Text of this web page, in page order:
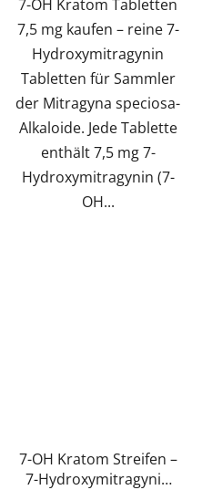
7-OH Kratom Tabletten
7,5 mg kaufen – reine 7-
Hydroxymitragynin
Tabletten für Sammler
der Mitragyna speciosa-
Alkaloide. Jede Tablette
enthält 7,5 mg 7-
Hydroxymitragynin (7-
OH...
7-OH Kratom Streifen –
7-Hydroxymitragynin